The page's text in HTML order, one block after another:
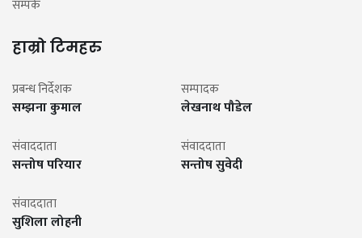
सम्पर्क
हाम्रो टिमहरु
प्रबन्ध निर्देशक
सम्झना कुमाल
सम्पादक
लेखनाथ पौडेल
संवाददाता
सन्तोष परियार
संवाददाता
सन्तोष सुवेदी
संवाददाता
सुशिला लोहनी